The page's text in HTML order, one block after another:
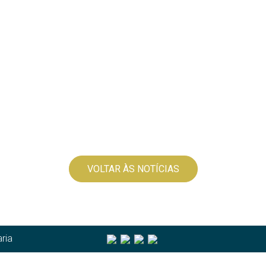
VOLTAR ÀS NOTÍCIAS